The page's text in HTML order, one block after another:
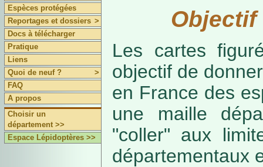
Espèces protégées
Reportages et dossiers >
Docs à télécharger
Pratique
Liens
Quoi de neuf ?
>
FAQ
A propos
Choisir un
département >>
Espace Lépidoptères >>
Objectif
Les cartes
objectif de
en France des
une maille
"coller" aux
départementaux